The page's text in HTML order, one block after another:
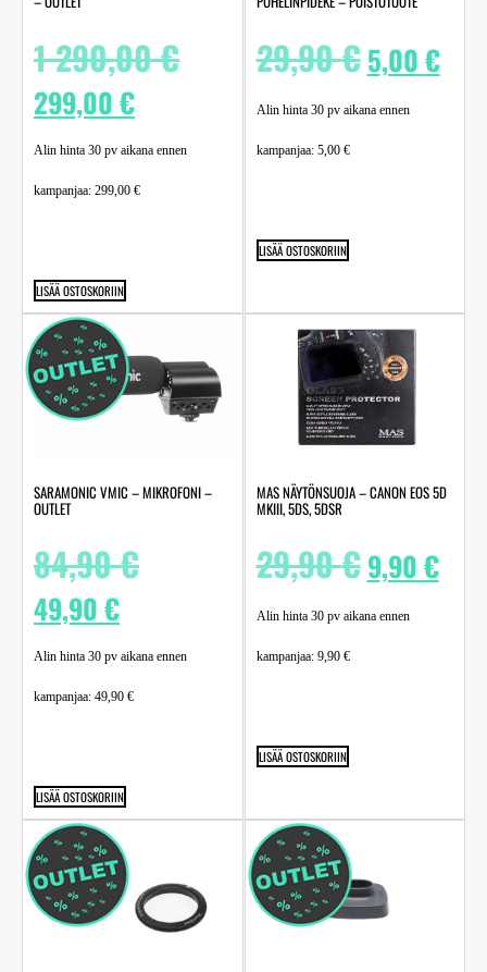
1 290,00€
299,00€
Alin hinta 30 pv aikana ennen
kampanjaa: 299,00 €
LISÄÄ OSTOSKORIIN
29,90€ 5,00€
Alin hinta 30 pv aikana ennen
kampanjaa: 5,00 €
LISÄÄ OSTOSKORIIN
SARAMONIC VMIC – MIKROFONI –
OUTLET
84,90€
49,90€
Alin hinta 30 pv aikana ennen
kampanjaa: 49,90 €
LISÄÄ OSTOSKORIIN
MAS NÄYTÖNSUOJA – CANON EOS 5D
MKIII, 5DS, 5DSR
29,90€ 9,90€
Alin hinta 30 pv aikana ennen
kampanjaa: 9,90 €
LISÄÄ OSTOSKORIIN